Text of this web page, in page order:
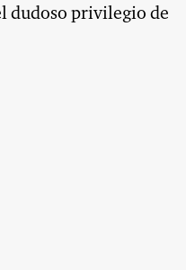
dudoso privilegio de